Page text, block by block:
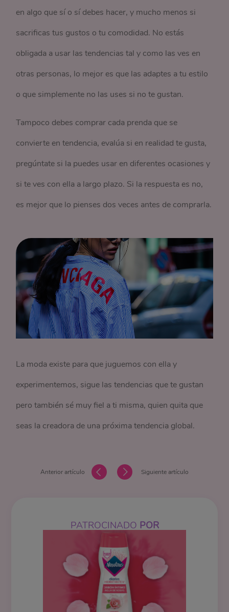
en algo que sí o sí debes hacer, y mucho menos si
sacrificas tus gustos o tu comodidad. No estás
obligada a usar las tendencias tal y como las ves en
otras personas, lo mejor es que las adaptes a tu estilo
o que simplemente no las uses si no te gustan.
Tampoco debes comprar cada prenda que se
convierte en tendencia, evalúa si en realidad te gusta,
pregúntate si la puedes usar en diferentes ocasiones y
si te ves con ella a largo plazo. Si la respuesta es no,
es mejor que lo pienses dos veces antes de comprarla.
La moda existe para que juguemos con ella y
experimentemos, sigue las tendencias que te gustan
pero también sé muy fiel a ti misma, quien quita que
seas la creadora de una próxima tendencia global.
Anterior artículo Siguiente artículo
PATROCINADO POR